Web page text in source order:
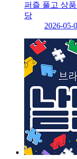
퍼즐 풀고 상
당
2026-05-